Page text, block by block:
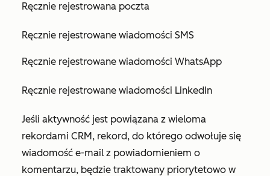
Ręcznie rejestrowana poczta
Ręcznie rejestrowane wiadomości SMS
Ręcznie rejestrowane wiadomości WhatsApp
Ręcznie rejestrowane wiadomości LinkedIn
Jeśli aktywność jest powiązana z wieloma
rekordami CRM, rekord, do którego odwołuje się
wiadomość e-mail z powiadomieniem o
komentarzu, będzie traktowany priorytetowo w